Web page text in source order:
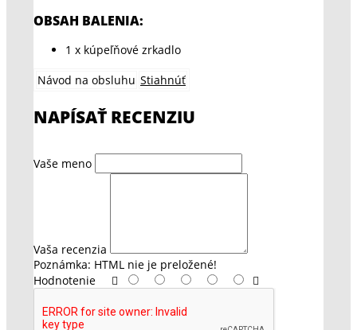
OBSAH BALENIA:
1 x kúpeľňové zrkadlo
Návod na obsluhu Stiahnúť
NAPÍSAŤ RECENZIU
Vaše meno
Vaša recenzia
Poznámka: HTML nie je preložené!
Hodnotenie